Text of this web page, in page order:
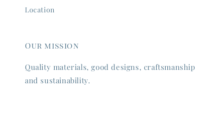
Location
Our mission
Quality materials, good designs, craftsmanship
and sustainability.